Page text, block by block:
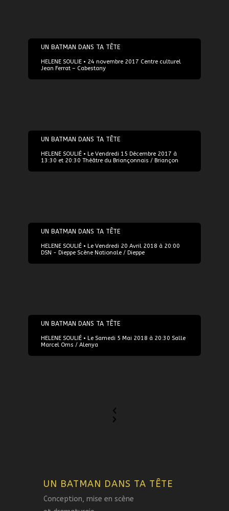
24/11/2017
UN BATMAN DANS TA TÊTE
HELENE SOULIE • 24 novembre 2017 Centre culturel
Jean Ferrat – Cabestany
15/12/2017
UN BATMAN DANS TA TÊTE
HELENE SOULIÉ • Le Vendredi 15 Décembre 2017 à
13:30 et 20:30 Théâtre du Briançonnais / Briançon
20/04/2018
UN BATMAN DANS TA TÊTE
HELENE SOULIÉ • Le Vendredi 20 Avril 2018 à 20:00
DSN - Dieppe Scène Nationale / Dieppe
05/05/2018
UN BATMAN DANS TA TÊTE
HELENE SOULIÉ • Le Samedi 5 Mai 2018 à 20:30 Salle
Marcel Oms / Alenya
UN BATMAN DANS TA TÊTE
Conception, mise en scène